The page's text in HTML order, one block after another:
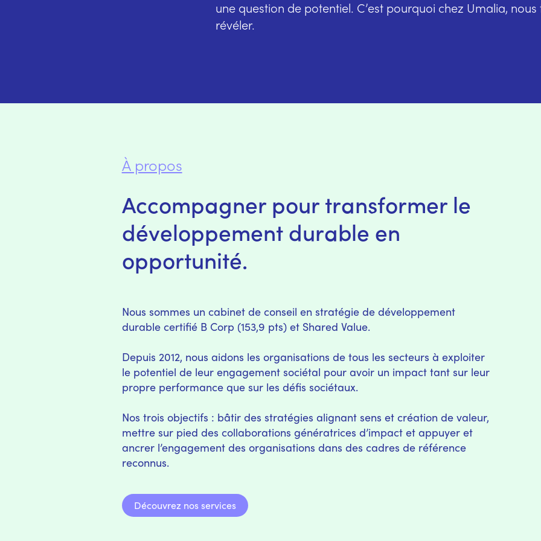
une question de potentiel. C’est pourquoi chez Umalia,
révéler.
À propos
Accompagner pour transformer le
développement durable en
opportunité.
Nous sommes un cabinet de conseil en stratégie de développement
durable certifié B Corp (153,9 pts) et Shared Value.
Depuis 2012, nous aidons les organisations de tous les secteurs à exploiter
le potentiel de leur engagement sociétal pour avoir un impact tant sur leur
propre performance que sur les défis sociétaux.
Nos trois objectifs : bâtir des stratégies alignant sens et création de valeur,
mettre sur pied des collaborations génératrices d’impact et appuyer et
ancrer l’engagement des organisations dans des cadres de référence
reconnus.
Découvrez nos services